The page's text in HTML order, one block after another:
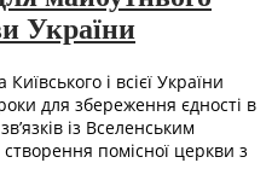
України
і всієї України
для збереження єдності в
із Вселенським
помісної церкви з